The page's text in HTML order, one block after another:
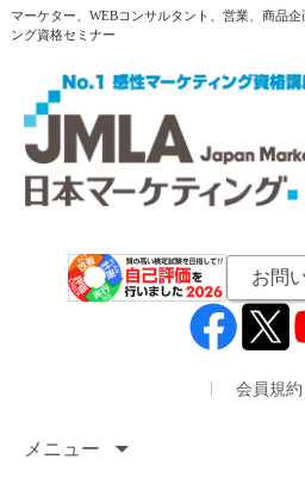
マーケター、WEBコンサルタント、営業、商品
ング資格セミナー
お問
会員規約
メニュー